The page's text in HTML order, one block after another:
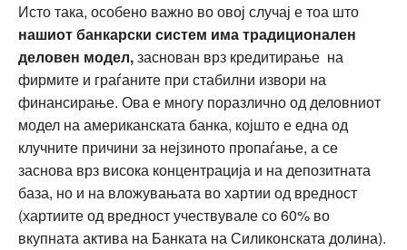
Исто така, особено важно во овој случај е тоа што
нашиот банкарски систем има традиционален
деловен модел,заснован врз кредитирање на
фирмите и граѓаните при стабилни извори на
финансирање. Ова е многу поразлично од деловниот
модел на американската банка, којшто е една од
клучните причини за нејзиното пропаѓање, а се
заснова врз висока концентрација и на депозитната
база, но и на вложувањата во хартии од вредност
(хартиите од вредност учествувале со 60% во
вкупната актива на Банката на Силиконската долина).